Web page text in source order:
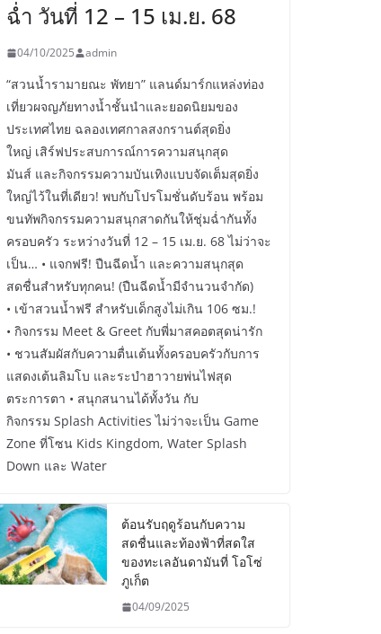
ฉ่ำ วันที่ 12 – 15 เม.ย. 68
04/10/2025 admin
“สวนน้ำรามายณะ พัทยา” แลนด์มาร์กแหล่งท่อง
เที่ยวผจญภัยทางน้ำชั้นนำและยอดนิยมของ
ประเทศไทย ฉลองเทศกาลสงกรานต์สุดยิ่ง
ใหญ่ เสิร์ฟประสบการณ์การความสนุกสุด
มันส์ และกิจกรรมความบันเทิงแบบจัดเต็มสุดยิ่ง
ใหญ่ไว้ในที่เดียว! พบกับโปรโมชั่นดับร้อน พร้อม
ขนทัพกิจกรรมความสนุกสาดกันให้ชุ่มฉ่ำกันทั้ง
ครอบครัว ระหว่างวันที่ 12 – 15 เม.ย. 68 ไม่ว่าจะ
เป็น… • แจกฟรี! ปืนฉีดน้ำ และความสนุกสุด
สดชื่นสำหรับทุกคน! (ปืนฉีดน้ำมีจำนวนจำกัด)
• เข้าสวนน้ำฟรี สำหรับเด็กสูงไม่เกิน 106 ซม.!
• กิจกรรม Meet & Greet กับพี่มาสคอตสุดน่ารัก
• ชวนสัมผัสกับความตื่นเต้นทั้งครอบครัวกับการ
แสดงเต้นลิมโบ และระบำฮาวายพ่นไฟสุด
ตระการตา • สนุกสนานได้ทั้งวัน กับ
กิจกรรม Splash Activities ไม่ว่าจะเป็น Game
Zone ที่โซน Kids Kingdom, Water Splash
Down และ Water
ต้อนรับฤดูร้อนกับความ
สดชื่นและท้องฟ้าที่สดใส
ของทะเลอันดามันที่ โอโซ่
ภูเก็ต
04/09/2025